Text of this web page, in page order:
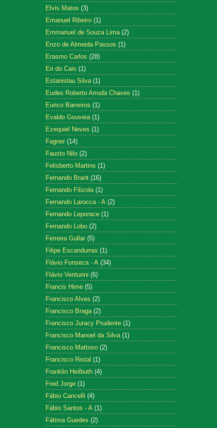
Elvis Matos (3)
Emanuel Ribeiro (1)
Emmanuel de Souza Lima (2)
Enzo de Almeida Passos (1)
Erasmo Carlos (28)
Eri do Cais (1)
Estanislau Silva (1)
Eudes Roberto Arruda Chaves (1)
Eurico Barreiros (1)
Evaldo Gouveia (1)
Ezequiel Neves (1)
Fagner (14)
Fausto Nilo (2)
Felisberto Martins (1)
Fernando Brant (16)
Fernando Filizola (1)
Fernando Larocca - A (2)
Fernando Leporace (1)
Fernando Lobo (2)
Ferreira Gullar (5)
Filipe Escandurras (1)
Flávio Fonseca - A (34)
Flávio Venturini (6)
Francis Hime (5)
Francisco Alves (2)
Francisco Braga (2)
Francisco Juracy Prudente (1)
Francisco Manoel da Silva (1)
Francisco Mattoso (2)
Francisco Ristal (1)
Franklin Heilbuth (4)
Fred Jorge (1)
Fábio Cancelli (4)
Fábio Santos - A (1)
Fátima Guedes (2)